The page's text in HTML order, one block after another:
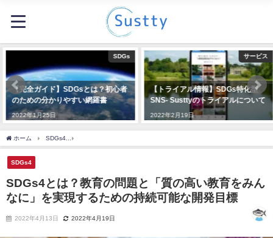
SDGs
【完全ガイド】SDGsとは？初心者
のための分かりやすい網羅書
2022年1月25日
サービス
【トライアル情報】SDGs特化型
SNS- Susttyのトライアルについて
2022年2月19日
ホーム SDGs4
SDGs4
SDGs4とは？教育の問題と「質の高い教育をみん
なに」を実現するための持続可能な開発目標
2022年4月13日 2022年4月19日